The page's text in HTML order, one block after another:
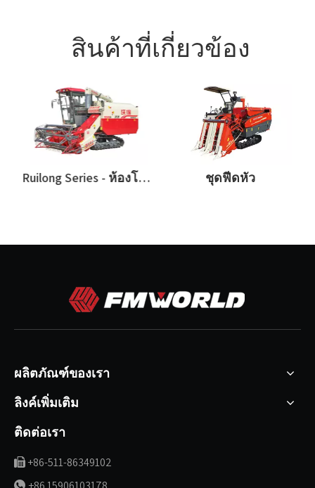
สินค้าที่เกี่ยวข้อง
Ruilong Series - ห้องโดยสาร ชุดฟีดหัว
ผลิตภัณฑ์ของเรา
ลิงค์เพิ่มเติม
ติดต่อเรา
 +86-511-86349102
